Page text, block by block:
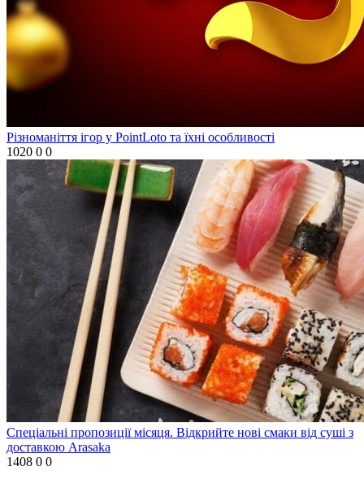
Різноманіття ігор у PointLoto та їхні особливості
1020 0 0
Спеціальні пропозиції місяця. Відкрийте нові смаки від суші з
доставкою Arasaka
1408 0 0